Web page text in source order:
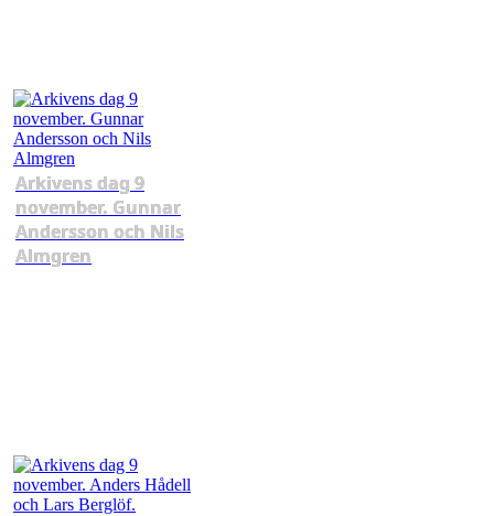
Arkivens dag 9
november. Gunnar
Andersson och Nils
Almgren